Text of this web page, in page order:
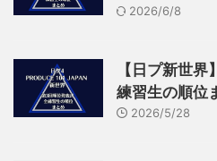
2026/6/8
【日プ新世
練習生の順位
2026/5/28